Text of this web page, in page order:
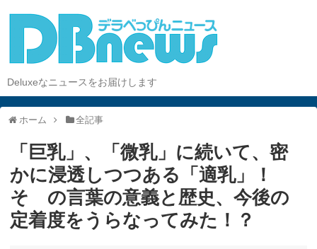
Deluxeなニュースをお届けします
ホーム 全記事
「巨乳」、「微乳」に続いて、密
かに浸透しつつある「適乳」！
そ の言葉の意義と歴史、今後の
定着度をうらなってみた！？